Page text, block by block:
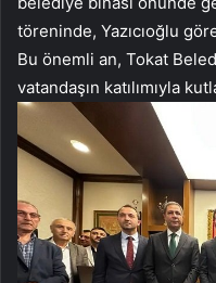
töreninde, Yazıcıoğlu
Bu önemli an, Tokat
vatandaşın katılımıyla